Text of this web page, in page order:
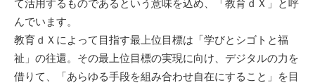
て活用するものであるという意味を込め、「教育ｄＸ」と呼
んでいます。
教育ｄＸによって目指す最上位目標は「学びとシゴトと福
祉」の往還。その最上位目標の実現に向け、デジタルの力を
借りて、「あらゆる手段を組み合わせ自在にすること」を目